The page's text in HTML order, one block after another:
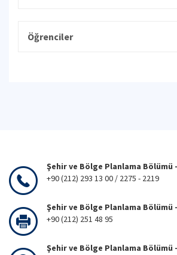
Öğrenciler
Şehir ve Bölge Planlama Bölümü
+90 (212) 293 13 00 / 2275 - 2219
Şehir ve Bölge Planlama Bölümü
+90 (212) 251 48 95
Şehir ve Bölge Planlama Bölümü